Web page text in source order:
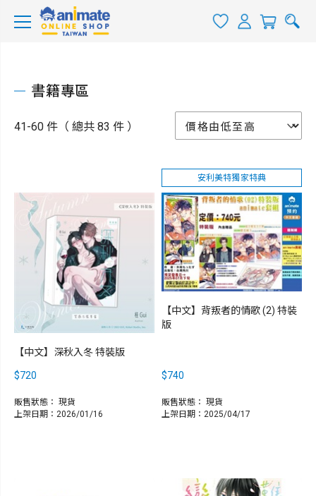
書籍專區
41-60 件（ 總共 83 件 ）
【中文】深秋入冬 特裝版
$720
販售狀態： 現貨
上架日期：2026/01/16
安利美特獨家特典
【中文】背叛者的情歌 (2) 特裝
版
$740
販售狀態： 現貨
上架日期：2025/04/17